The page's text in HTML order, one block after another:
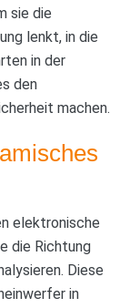
sie die
lenkt, in die
in der
den
machen.
elektronische
die Richtung
Diese
in